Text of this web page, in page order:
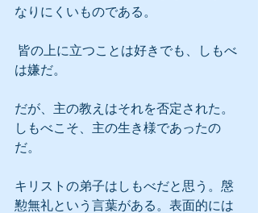
なりにくいものである。
は嫌だ。
だが、主の教えはそれを否定された。
しもべこそ、主の生き様であったの
だ。
キリストの弟子はしもべだと思う。慇
懃無礼という言葉がある。表面的には